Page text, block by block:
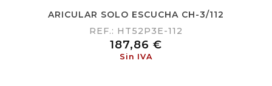
ARICULAR SOLO ESCUCHA CH-3/112
REF.: HT52P3E-112
Precio
187,86 €
Sin IVA